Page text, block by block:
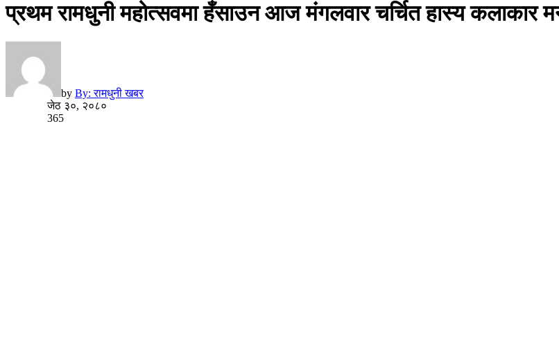
प्रथम रामधुनी महोत्सवमा हँसाउन आज मंगलवार चर्चित हास्य
by By: रामधुनी खबर
जेठ ३०, २०८०
365